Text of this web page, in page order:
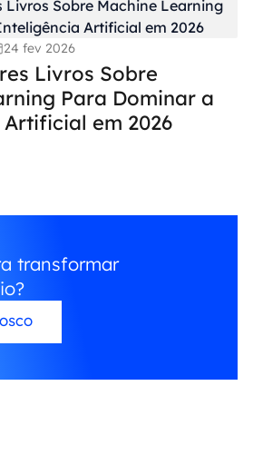
24 fev 2026
Livros Sobre
Para Dominar a
em 2026
transformar